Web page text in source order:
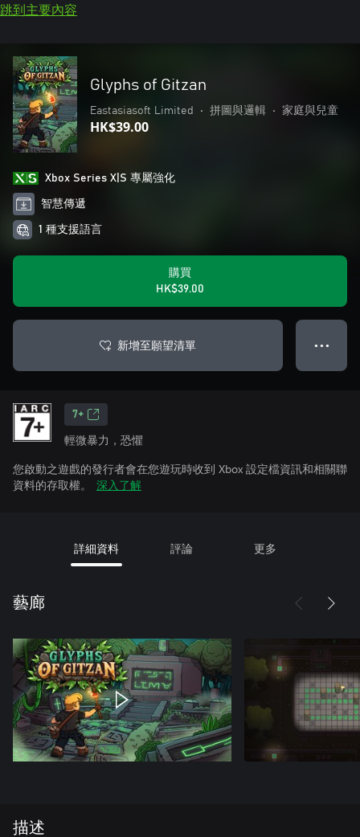
跳到主要內容
Glyphs of Gitzan
Eastasiasoft Limited • 拼圖與邏輯 • 家庭與兒童
HK$39.00
Xbox Series X|S 專屬強化
智慧傳遞
1 種支援語言
購買
HK$39.00
新增至願望清單 ● ● ●
7+
輕微暴力，恐懼
您啟動之遊戲的發行者會在您遊玩時收到 Xbox 設定檔資訊和相關聯
資料的存取權。
深入了解
詳細資料 評論 更多
藝廊
描述